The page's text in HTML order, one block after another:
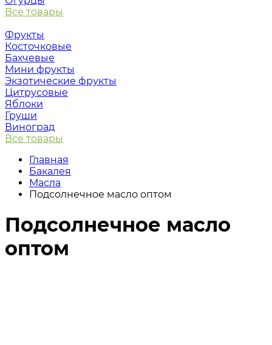
Все товары
Фрукты
Косточковые
Бахчевые
Мини фрукты
Экзотические фрукты
Цитрусовые
Яблоки
Груши
Виноград
Все товары
Главная
Бакалея
Масла
Подсолнечное масло оптом
Подсолнечное масло
оптом